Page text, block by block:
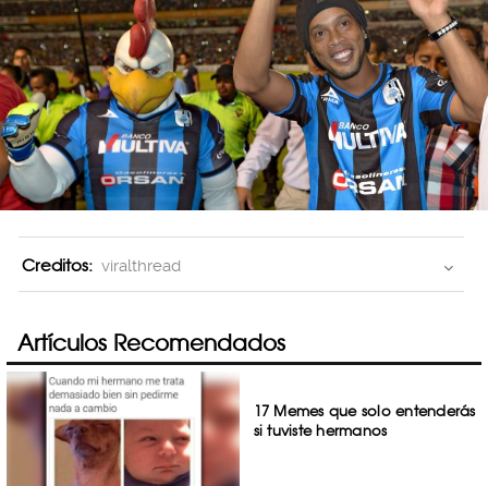
Creditos: viralthread
Artículos Recomendados
17 Memes que solo entenderás
si tuviste hermanos